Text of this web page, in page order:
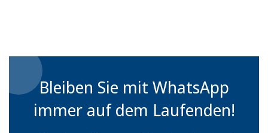
Bleiben Sie mit WhatsApp
immer auf dem Laufenden!